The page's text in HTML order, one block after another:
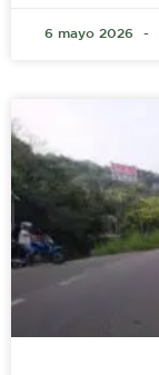
6 mayo 2026